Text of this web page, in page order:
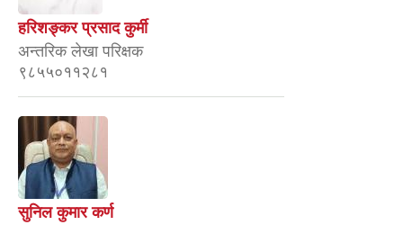
हरिशङ्कर प्रसाद कुर्मी
अन्तरिक लेखा परिक्षक
९८५५०११२८१
सुनिल कुमार कर्ण